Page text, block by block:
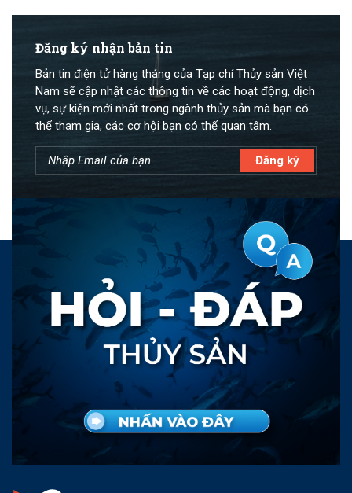
Đăng ký nhận bản tin
Bản tin điện tử hàng tháng của Tạp chí Thủy sản Việt
Nam sẽ cập nhật các thông tin về các hoạt động, dịch
vụ, sự kiện mới nhất trong ngành thủy sản mà bạn có
thể tham gia, các cơ hội bạn có thể quan tâm.